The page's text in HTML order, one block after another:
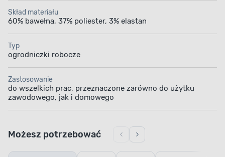
Skład materiału
60% bawełna, 37% poliester, 3% elastan
Typ
ogrodniczki robocze
Zastosowanie
do wszelkich prac, przeznaczone zarówno do użytku
zawodowego, jak i domowego
Możesz potrzebować